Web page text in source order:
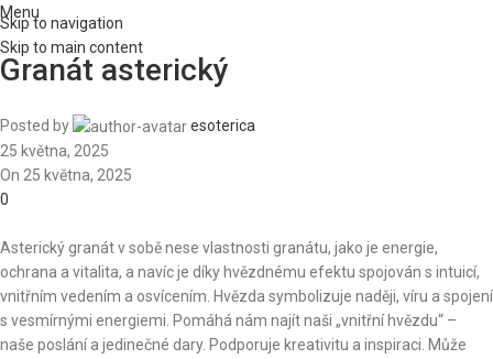
Skip to navigation
Skip to main content
Menu
Granát asterický
Posted by
esoterica
25 května, 2025
On 25 května, 2025
0
Asterický granát v sobě nese vlastnosti granátu, jako je energie,
ochrana a vitalita, a navíc je díky hvězdnému efektu spojován s intuicí,
vnitřním vedením a osvícením. Hvězda symbolizuje naději, víru a spojení
s vesmírnými energiemi. Pomáhá nám najít naši „vnitřní hvězdu“ –
naše poslání a jedinečné dary. Podporuje kreativitu a inspiraci. Může